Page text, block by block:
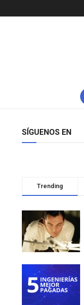
SÍGUENOS EN
Trending